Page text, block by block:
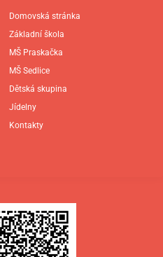
Domovská stránka
Základní škola
MŠ Praskačka
MŠ Sedlice
Dětská skupina
Jídelny
Kontakty